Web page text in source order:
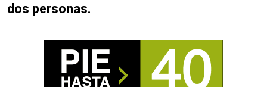
dos personas.